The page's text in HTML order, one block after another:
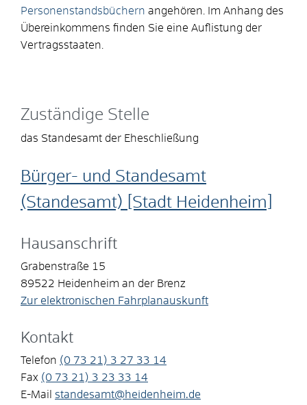
Personenstandsbüchern angehören. Im Anhang des
Übereinkommens finden Sie eine Auflistung der
Vertragsstaaten.
Zuständige Stelle
das Standesamt der Eheschließung
Bürger- und Standesamt
(Standesamt) [Stadt Heidenheim]
Hausanschrift
Grabenstraße 15
89522 Heidenheim an der Brenz
Zur elektronischen Fahrplanauskunft
Kontakt
Telefon (0 73 21) 3 27 33 14
Fax (0 73 21) 3 23 33 14
E-Mail standesamt@heidenheim.de